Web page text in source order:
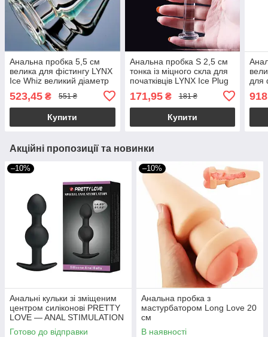
Анальна пробка 5,5 см
велика для фістингу LYNX
Ice Whiz великий діаметр
523,45 ₴ 551 ₴
Купити
Анальна пробка S 2,5 см
тонка із міцного скла для
початківців LYNX Ice Plug
171,95₴ 181 ₴
Купити
для
Акційні пропозиції та новинки
–10%
Анальні кульки зі зміщеним
центром силіконові PRETTY
LOVE — ANAL STIMULATION
2,5-3,0 см якір
Готово до відправки
–10%
Анальна пробка з
мастурбатором Long Love 20
см
В наявності